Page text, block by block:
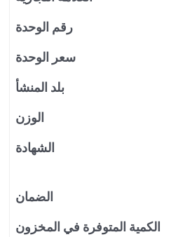
رقم الوحدة
سعر الوحدة
بلد المنشأ
الوزن
الشهادة
الضمان
الكمية المتوفرة في المخزون